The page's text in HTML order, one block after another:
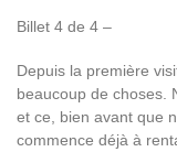
Billet 4 de 4 –
Depuis la première
beaucoup de choses.
et ce, bien avant que
commence déjà à